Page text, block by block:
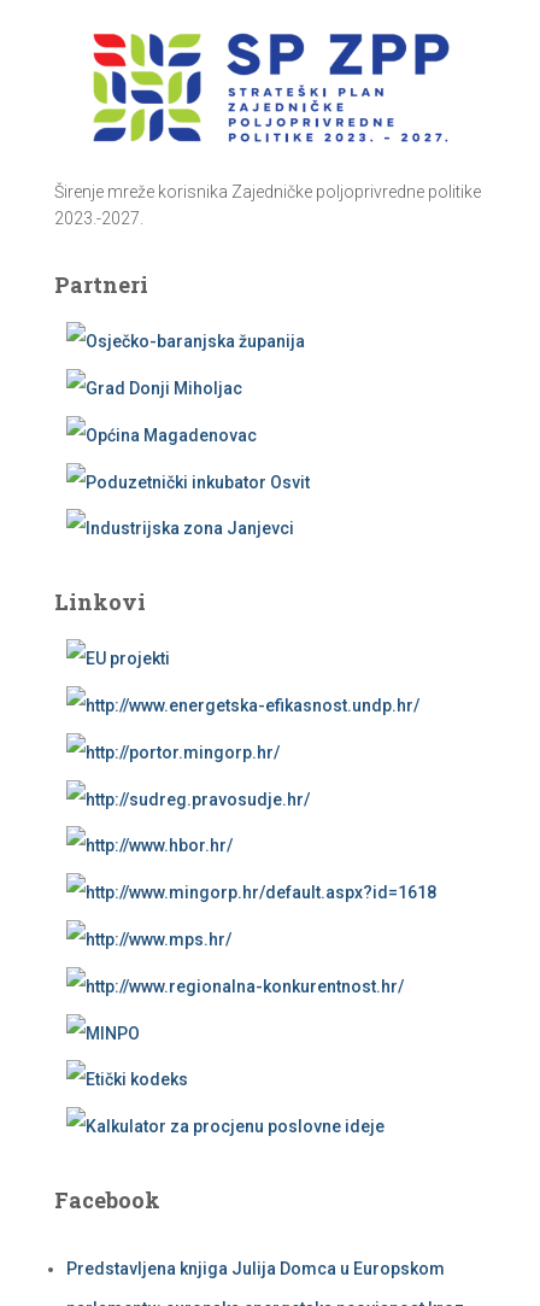
Širenje mreže korisnika Zajedničke poljoprivredne politike
2023.-2027.
Partneri
Linkovi
Facebook
Predstavljena knjiga Julija Domca u Europskom